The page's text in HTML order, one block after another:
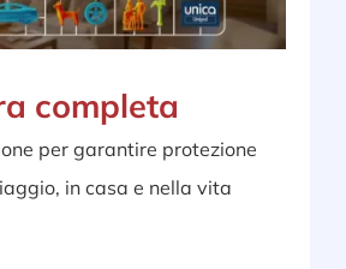
completa
per garantire protezione
in casa e nella vita